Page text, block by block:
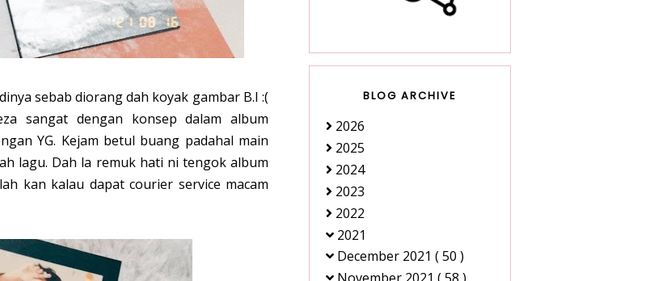
sebab diorang dah koyak gambar B.I :(
sangat dengan konsep dalam album
YG. Kejam betul buang padahal main
lagu. Dah la remuk hati ni tengok album
kan kalau dapat courier service macam
BLOG ARCHIVE
2026
2025
2024
2023
2022
2021
December 2021 ( 50 )